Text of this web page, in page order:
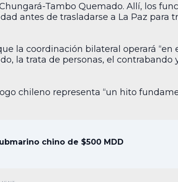
Tambo Quemado. Allí, los
antes de trasladarse a La Paz para
la coordinación bilateral operará “en
la trata de personas, el contrabando
chileno representa “un hito
chino de $500 MDD